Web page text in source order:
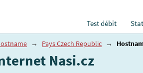
Test débit
→ Pays Czech Republic →
Nasi.cz